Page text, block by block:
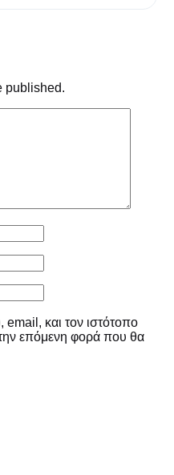
published.
και τον ιστότοπο
επόμενη φορά που θα